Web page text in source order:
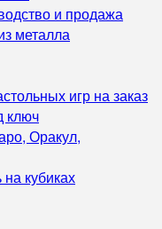
и продажа
металла
игр на заказ
ключ
Оракул,
кубиках